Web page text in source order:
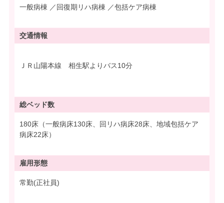
一般病棟 ／回復期リハ病棟 ／包括ケア病棟
交通情報
ＪＲ山陽本線 相生駅よりバス10分
総ベッド数
180床（一般病床130床、回リハ病床28床、地域包括ケア
病床22床）
雇用形態
常勤(正社員)